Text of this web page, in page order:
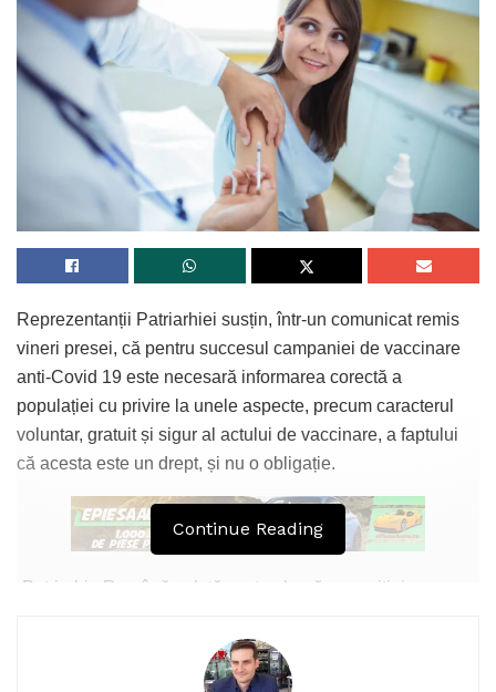
Reprezentanții Patriarhiei susțin, într-un comunicat remis
vineri presei, că pentru succesul campaniei de vaccinare
anti-Covid 19 este necesară informarea corectă a
populației cu privire la unele aspecte, precum caracterul
voluntar, gratuit și sigur al actului de vaccinare, a faptului
că acesta este un drept, și nu o obligație.
„Patriarhia Română salută vestea bună a apariției
pandemie, însă Biserica nu se poate pronunța în probleme
de ordin strict medical. Cu atât mai mult, în cazul unui
Continue Reading